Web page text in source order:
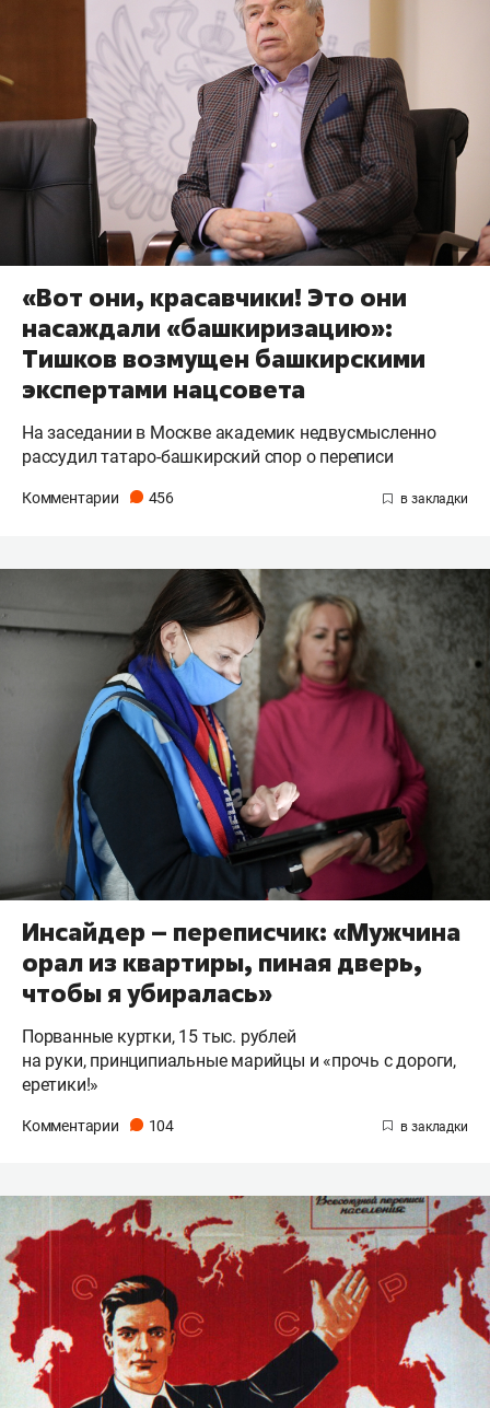
«Вот они, красавчики! Это они
насаждали «башкиризацию»:
Тишков возмущен башкирскими
экспертами нацсовета
На заседании в Москве академик недвусмысленно
рассудил татаро-башкирский спор о переписи
Комментарии 456
Инсайдер – переписчик: «Мужчина
орал из квартиры, пиная дверь,
чтобы я убиралась»
Порванные куртки, 15 тыс. рублей
на руки, принципиальные марийцы и «прочь с дороги,
еретики!»
Комментарии 104